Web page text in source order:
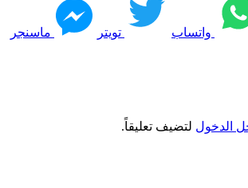
واتساب تويتر ماسنجر
الدخول لتضيف تعليقاً.